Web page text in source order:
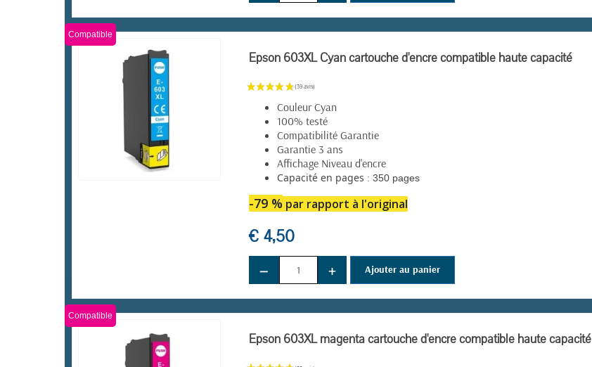
Compatible
Epson 603XL Cyan cartouche d'encre compatible haute capacité
Couleur Cyan
100% testé
Compatibilité Garantie
Garantie 3 ans
Affichage Niveau d'encre
Capacité en pages : 350 pages
-79 % par rapport à l'original
€ 4,50
− + Ajouter au panier
Compatible
Epson 603XL magenta cartouche d'encre compatible haute capacité